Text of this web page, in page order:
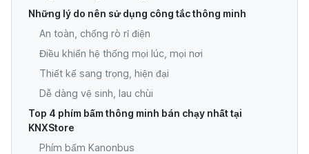
Những lý do nên sử dụng công tắc thông minh
An toàn, chống rò rỉ điện
Điều khiển hệ thống mọi lúc, mọi nơi
Thiết kế sang trọng, hiện đại
Dễ dàng vệ sinh, lau chùi
Top 4 phím bấm thông minh bán chạy nhất tại
KNXStore
Phím bấm Kanonbus